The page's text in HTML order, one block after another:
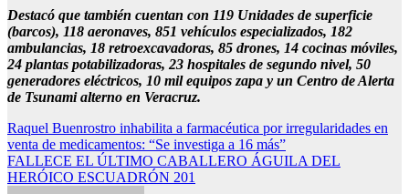
Destacó que también cuentan con 119 Unidades de superficie
(barcos), 118 aeronaves, 851 vehículos especializados, 182
ambulancias, 18 retroexcavadoras, 85 drones, 14 cocinas móviles,
24 plantas potabilizadoras, 23 hospitales de segundo nivel, 50
generadores eléctricos, 10 mil equipos zapa y un Centro de Alerta
de Tsunami alterno en Veracruz.
Navegación
de
entradas
Raquel Buenrostro inhabilita a farmacéutica por irregularidades en
venta de medicamentos: “Se investiga a 16 más”
FALLECE EL ÚLTIMO CABALLERO ÁGUILA DEL
HERÓICO ESCUADRÓN 201